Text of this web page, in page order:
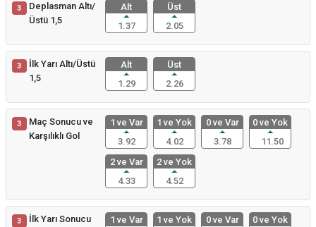
3
Deplasman Altı/
Üstü 1,5
Alt
1.37
Üst
2.05
3
İlk Yarı Altı/Üstü
1,5
Alt
1.29
Üst
2.26
3
Maç Sonucu ve
Karşılıklı Gol
1 ve Var
3.92
1 ve Yok
4.02
0 ve Var
3.78
0 ve Yok
11.50
2 ve Var
4.33
2 ve Yok
4.52
3
İlk Yarı Sonucu
1 ve Var
1 ve Yok
0 ve Var
0 ve Yok